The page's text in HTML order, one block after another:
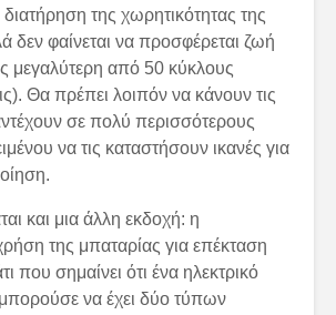
διατήρηση της χωρητικότητας της
δεν φαίνεται να προσφέρεται ζωή
μεγαλύτερη από 50 κύκλους
Θα πρέπει λοιπόν να κάνουν τις
σε πολύ περισσότερους
να τις καταστήσουν ικανές για
και μια άλλη εκδοχή: η
της μπαταρίας για επέκταση
που σημαίνει ότι ένα ηλεκτρικό
να έχει δύο τύπων